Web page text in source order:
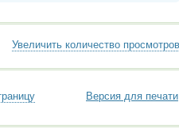
Увеличить количество просмотров
Версия для печати